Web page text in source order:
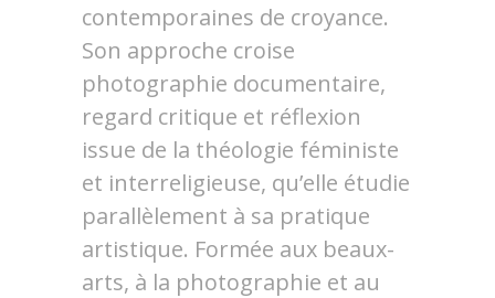
contemporaines de croyance.
Son approche croise
photographie documentaire,
regard critique et réflexion
issue de la théologie féministe
et interreligieuse, qu’elle étudie
parallèlement à sa pratique
artistique. Formée aux beaux-
arts, à la photographie et au